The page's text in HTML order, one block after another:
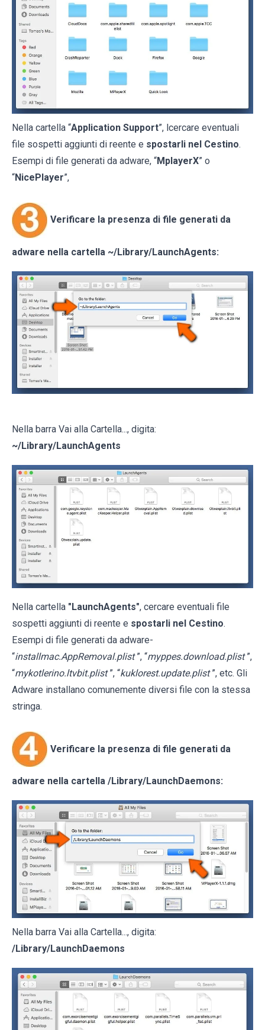
Nella cartella “Application Support”, lcercare eventuali
file sospetti aggiunti di reente e spostarli nel Cestino.
Esempi di file generati da adware, “MplayerX” o
“NicePlayer”,
Verificare la presenza di file generati da
adware nella cartella ~/Library/LaunchAgents:
Nella barra Vai alla Cartella..., digita:
~/Library/LaunchAgents
Nella cartella "LaunchAgents", cercare eventuali file
sospetti aggiunti di reente e spostarli nel Cestino.
Esempi di file generati da adware-
“installmac.AppRemoval.plist ”, “myppes.download.plist ”,
“mykotlerino.ltvbit.plist ”, “kuklorest.update.plist ”, etc. Gli
Adware installano comunemente diversi file con la stessa
stringa.
Verificare la presenza di file generati da
adware nella cartella /Library/LaunchDaemons:
Nella barra Vai alla Cartella..., digita:
/Library/LaunchDaemons